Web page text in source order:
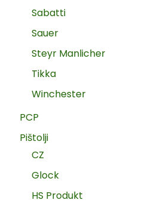
Sabatti
Sauer
Steyr Manlicher
Tikka
Winchester
PCP
Pištolji
CZ
Glock
HS Produkt